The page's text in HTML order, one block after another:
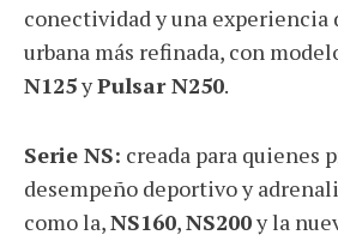
conectividad y una experiencia
urbana más refinada, con
N125yPulsar N250.
Serie NS: creada para quienes
desempeño deportivo y
como la,NS160,NS200y la